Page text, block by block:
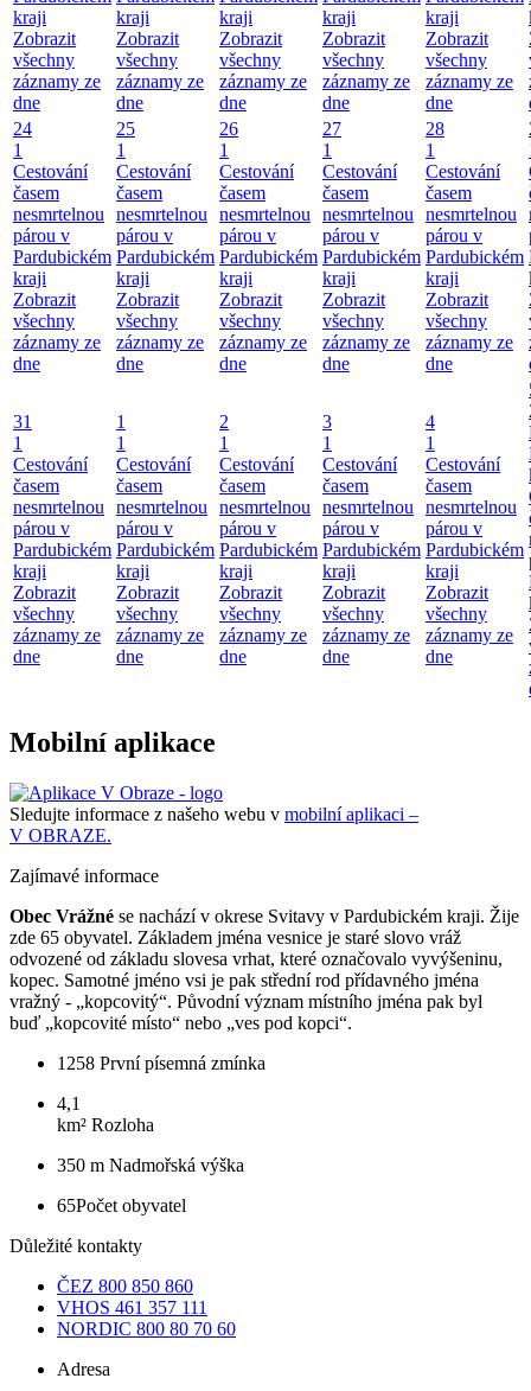
kraji
Zobrazit
všechny
záznamy ze
dne
kraji
Zobrazit
všechny
záznamy ze
dne
kraji
Zobrazit
všechny
záznamy ze
dne
kraji
Zobrazit
všechny
záznamy ze
dne
kraji
Zobrazit
všechny
záznamy ze
dne
24
1
Cestování
časem
nesmrtelnou
párou v
Pardubickém
kraji
Zobrazit
všechny
záznamy ze
dne
25
1
Cestování
časem
nesmrtelnou
párou v
Pardubickém
kraji
Zobrazit
všechny
záznamy ze
dne
26
1
Cestování
časem
nesmrtelnou
párou v
Pardubickém
kraji
Zobrazit
všechny
záznamy ze
dne
27
1
Cestování
časem
nesmrtelnou
párou v
Pardubickém
kraji
Zobrazit
všechny
záznamy ze
dne
28
1
Cestování
časem
nesmrtelnou
párou v
Pardubickém
kraji
Zobrazit
všechny
záznamy ze
dne
31
1
Cestování
časem
nesmrtelnou
párou v
Pardubickém
kraji
Zobrazit
všechny
záznamy ze
dne
1
1
Cestování
časem
nesmrtelnou
párou v
Pardubickém
kraji
Zobrazit
všechny
záznamy ze
dne
2
1
Cestování
časem
nesmrtelnou
párou v
Pardubickém
kraji
Zobrazit
všechny
záznamy ze
dne
3
1
Cestování
časem
nesmrtelnou
párou v
Pardubickém
kraji
Zobrazit
všechny
záznamy ze
dne
4
1
Cestování
časem
nesmrtelnou
párou v
Pardubickém
kraji
Zobrazit
všechny
záznamy ze
dne
Mobilní aplikace
Sledujte informace z našeho webu v mobilní aplikaci –
V OBRAZE.
Zajímavé informace
Obec Vrážné se nachází v okrese Svitavy v Pardubickém kraji. Žije
zde 65 obyvatel. Základem jména vesnice je staré slovo vráž
odvozené od základu slovesa vrhat, které označovalo vyvýšeninu,
kopec. Samotné jméno vsi je pak střední rod přídavného jména
vražný - „kopcovitý“. Původní význam místního jména pak byl
buď „kopcovité místo“ nebo „ves pod kopci“.
1258 První písemná zmínka
4,1
km² Rozloha
350 m Nadmořská výška
65Počet obyvatel
Důležité kontakty
ČEZ 800 850 860
VHOS 461 357 111
NORDIC 800 80 70 60
Adresa